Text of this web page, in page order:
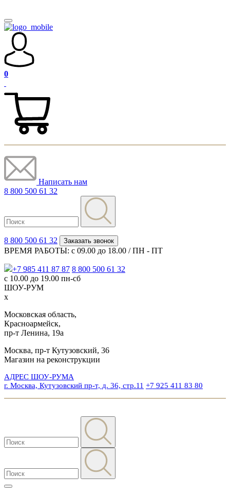
0
Написать нам
8 800 500 61 32
8 800 500 61 32 Заказать звонок
ВРЕМЯ РАБОТЫ: с 09.00 до 18.00 / ПН - ПТ
+7 985 411 87 87 8 800 500 61 32
с 10.00 до 19.00 пн-сб
ШОУ-РУМ
x
Московская область,
Красноармейск,
пр-т Ленина, 19а
Москва, пр-т Кутузовский, 36
Магазин на реконструкции
АДРЕС ШОУ-РУМА
г. Москва, Кутузовский пр-т, д. 36, стр.11 +7 925 411 83 80